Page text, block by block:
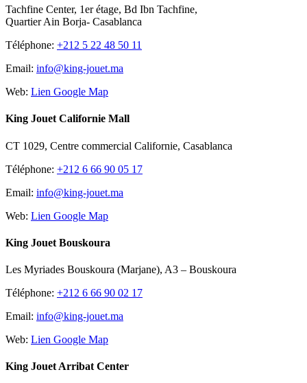
Tachfine Center, 1er étage, Bd Ibn Tachfine,
Quartier Ain Borja- Casablanca
Téléphone: +212 5 22 48 50 11
Email: info@king-jouet.ma
Web: Lien Google Map
King Jouet Californie Mall
CT 1029, Centre commercial Californie, Casablanca
Téléphone: +212 6 66 90 05 17
Email: info@king-jouet.ma
Web: Lien Google Map
King Jouet Bouskoura
Les Myriades Bouskoura (Marjane), A3 – Bouskoura
Téléphone: +212 6 66 90 02 17
Email: info@king-jouet.ma
Web: Lien Google Map
King Jouet Arribat Center